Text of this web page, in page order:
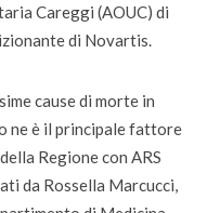
Careggi (AOUC) di
di Novartis.
cause di morte in
ne è il principale fattore
Regione con ARS
da Rossella Marcucci,